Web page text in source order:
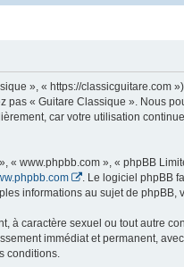
», « https://classicguitare.com
pas « Guitare Classique ». Nous
car votre utilisation
www.phpbb.com », « phpBB
. Le logiciel phpBB
informations au sujet de phpBB,
caractère sexuel ou tout autre
immédiat et permanent,
conditions.